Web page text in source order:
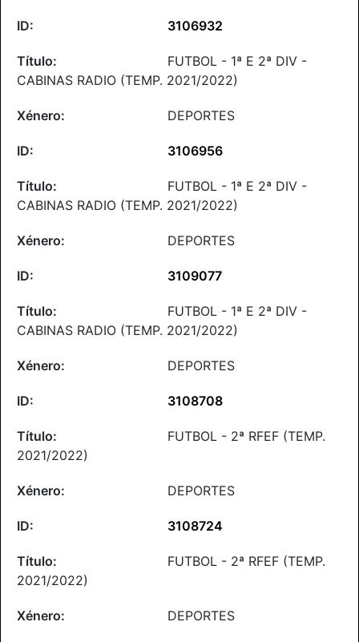
3106932
FUTBOL - 1ª E 2ª DIV -
CABINAS RADIO (TEMP. 2021/2022)
DEPORTES
3106956
FUTBOL - 1ª E 2ª DIV -
CABINAS RADIO (TEMP. 2021/2022)
DEPORTES
3109077
FUTBOL - 1ª E 2ª DIV -
CABINAS RADIO (TEMP. 2021/2022)
DEPORTES
3108708
FUTBOL - 2ª RFEF (TEMP.
2021/2022)
DEPORTES
3108724
FUTBOL - 2ª RFEF (TEMP.
2021/2022)
DEPORTES